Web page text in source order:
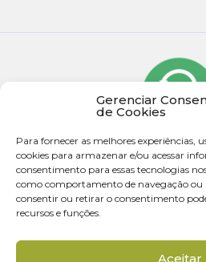
Gerenciar
de Cookies
Para fornecer as melhores experiências,
cookies para armazenar e/ou acessar
consentimento para essas tecnologias
como comportamento de navegação ou
consentir ou retirar o consentimento
recursos e funções.
Aceitar